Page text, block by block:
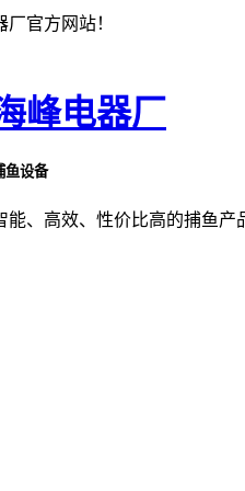
官方网站！
鱼设备
能、高效、性价比高的捕鱼产